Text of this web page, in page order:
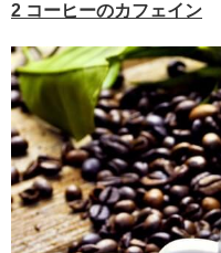
2 コーヒーのカフェイン